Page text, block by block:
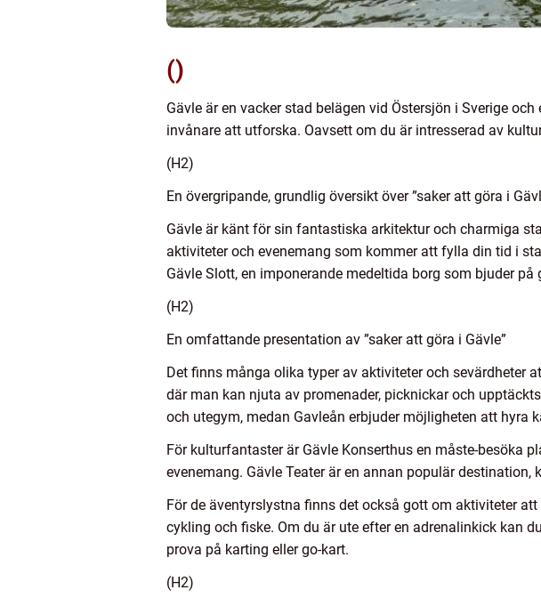
()
Gävle är en vacker stad belägen vid Östersjön i Sverige
invånare att utforska. Oavsett om du är intresserad av
(H2)
En övergripande, grundlig översikt över ”saker att göra i
Gävle är känt för sin fantastiska arkitektur och charmiga
aktiviteter och evenemang som kommer att fylla din tid i
Gävle Slott, en imponerande medeltida borg som bjuder
(H2)
En omfattande presentation av ”saker att göra i Gävle”
Det finns många olika typer av aktiviteter och sevärdheter
där man kan njuta av promenader, picknickar och
och utegym, medan Gavleån erbjuder möjligheten att hyra
För kulturfantaster är Gävle Konserthus en måste-besöka
evenemang. Gävle Teater är en annan populär
För de äventyrslystna finns det också gott om aktiviteter
cykling och fiske. Om du är ute efter en adrenalinkick kan
prova på karting eller go-kart.
(H2)